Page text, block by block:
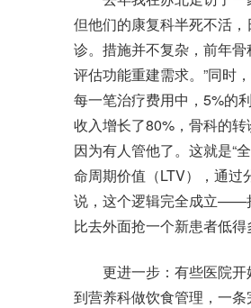
但他们的康复科半死不活
诊。措施并不复杂，前年
评估功能重建需求。”同时
每一笔治疗费用中，5%的
收入增长了80%，骨科的
因为有人管他了。这就是“
命周期价值（LTV），通
说，这个逻辑完全成立——
比去外面抢一个新患者低得
更进一步：有些医院开
到营养科做饮食管理，一